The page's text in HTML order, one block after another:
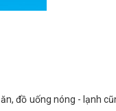
đồ uống nóng - lạnh